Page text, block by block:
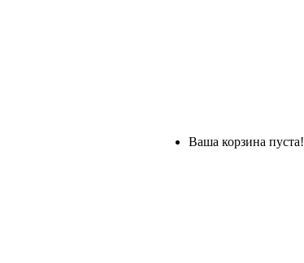
Ваша корзина пуста!